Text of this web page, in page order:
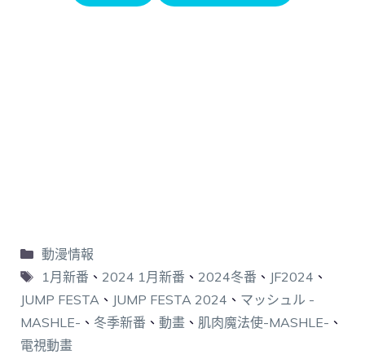
動漫情報
1月新番 、 2024 1月新番 、 2024冬番 、 JF2024 、
JUMP FESTA 、 JUMP FESTA 2024 、 マッシュル -
MASHLE- 、 冬季新番 、 動畫 、 肌肉魔法使-MASHLE- 、
電視動畫